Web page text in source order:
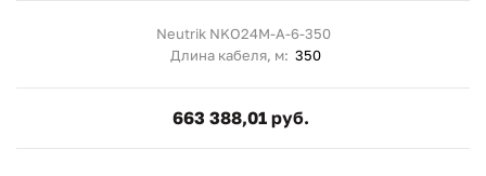
Neutrik NKO24M-A-6-350
Длина кабеля, м: 350
663 388,01 руб.